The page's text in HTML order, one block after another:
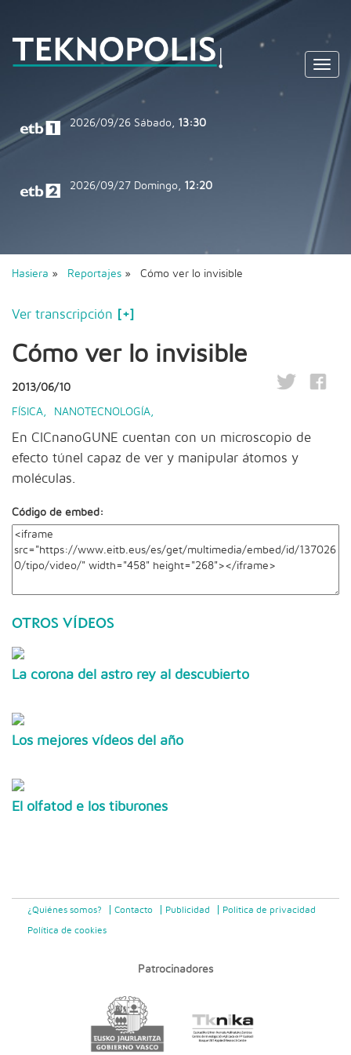
2026/09/26 Sábado, 13:30
2026/09/27 Domingo, 12:20
Hasiera » Reportajes » Cómo ver lo invisible
Ver transcripción [+]
Cómo ver lo invisible
2013/06/10
FÍSICA NANOTECNOLOGÍA
En CICnanoGUNE cuentan con un microscopio de
efecto túnel capaz de ver y manipular átomos y
moléculas.
Código de embed:
OTROS VÍDEOS
La corona del astro rey al descubierto
Los mejores vídeos del año
El olfatod e los tiburones
¿Quiénes somos? Contacto Publicidad Politica de privacidad
Política de cookies
Patrocinadores